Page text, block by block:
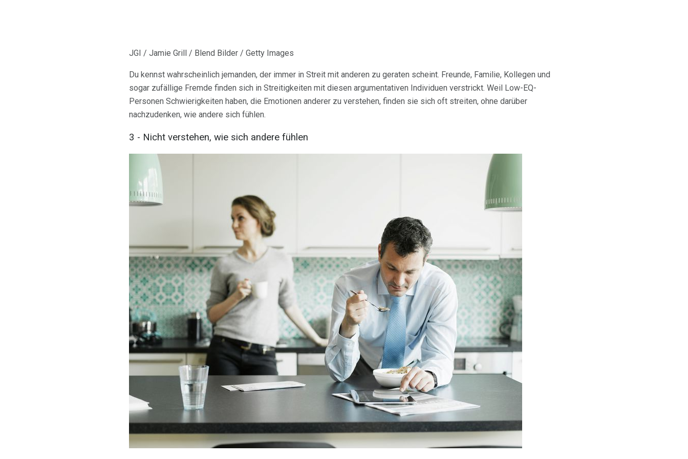
JGI / Jamie Grill / Blend Bilder / Getty Images
Du kennst wahrscheinlich jemanden, der immer in Streit mit anderen zu geraten scheint. Freunde, Familie, Kollegen und
sogar zufällige Fremde finden sich in Streitigkeiten mit diesen argumentativen Individuen verstrickt. Weil Low-EQ-
Personen Schwierigkeiten haben, die Emotionen anderer zu verstehen, finden sie sich oft streiten, ohne darüber
nachzudenken, wie andere sich fühlen.
3 - Nicht verstehen, wie sich andere fühlen